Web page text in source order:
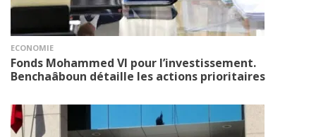
ECONOMIE
Fonds Mohammed VI pour l’investissement.
Benchaâboun détaille les actions prioritaires